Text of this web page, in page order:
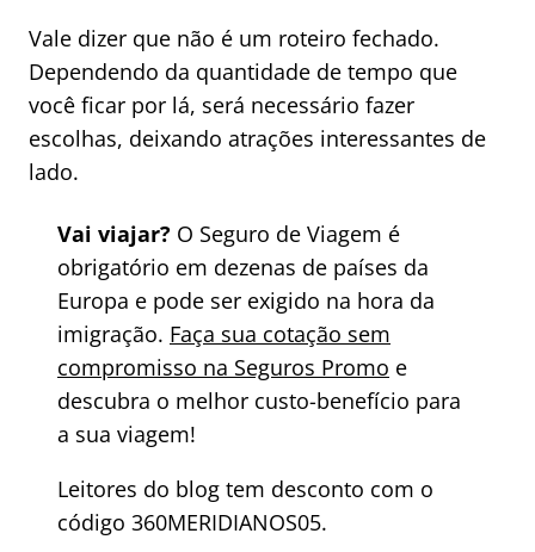
Vale dizer que não é um roteiro fechado.
Dependendo da quantidade de tempo que
você ficar por lá, será necessário fazer
escolhas, deixando atrações interessantes de
lado.
Vai viajar? O Seguro de Viagem é
obrigatório em dezenas de países da
Europa e pode ser exigido na hora da
imigração. Faça sua cotação sem
compromisso na Seguros Promo e
descubra o melhor custo-benefício para
a sua viagem!
Leitores do blog tem desconto com o
código 360MERIDIANOS05.